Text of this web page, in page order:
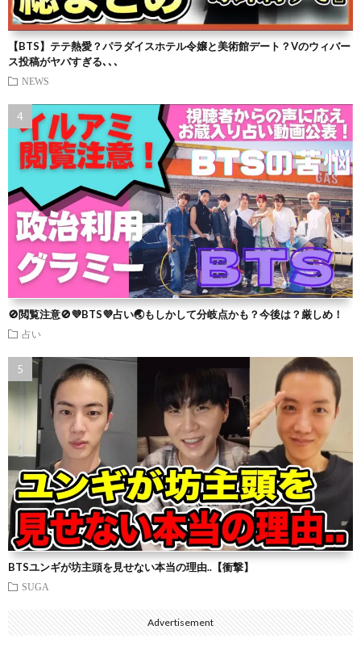
【BTS】テテ熱愛？パラダイスホテル令嬢と美術館デート？Vのウィバー
ス投稿がヤバすぎる､､､
NEWS
🚫閲覧注意🚫💜BTS💜占い🌏もしかして分岐点かも？今後は？厳しめ！
占い
BTSユンギが坊主頭を見せない本当の理由..【衝撃】
SUGA
Advertisement